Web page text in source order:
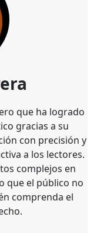
que ha logrado
gracias a su
con precisión y
a los lectores.
complejos en
que el público no
comprenda el